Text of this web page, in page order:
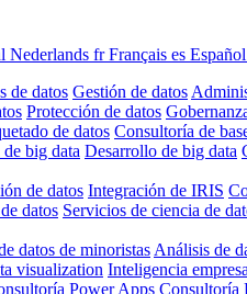
Nederlands frFrançais es Español
de datos Gestión de datos
Protección de datos
de datos Consultoría de
big data Desarrollo de big data
de datos Integración de IRIS
datos Servicios de ciencia de
datos de minoristas Análisis de
visualization Inteligencia
Power Apps Consultoría